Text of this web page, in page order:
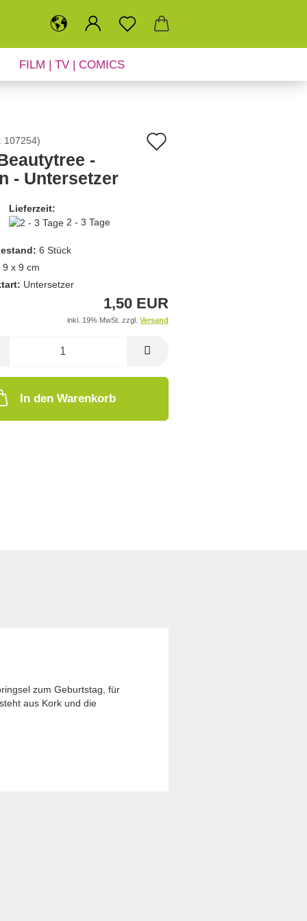
FILM | TV | COMICS
107254)
-
- Untersetzer
Lieferzeit:
2 - 3 Tage
6 Stück
9 x 9 cm
Untersetzer
1,50 EUR
inkl. 19% MwSt. zzgl. Versand
In den Warenkorb
zum Geburtstag, für
aus Kork und die